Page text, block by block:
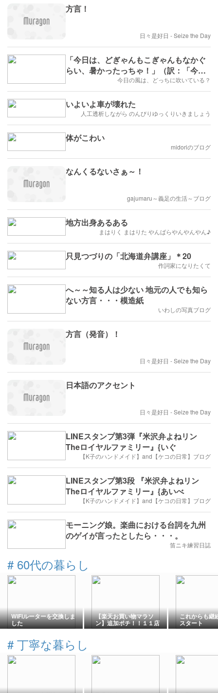
方言！
日々是好日 - Seize the Day
「今日は、どぎゃんもこぎゃんもなかぐ
らい、暑かったっちゃ！」（訳：「今日
は、とっても暑かったです！」）
今日の風は、どっちに吹いている？
いよいよ車が壊れた
人工透析しながら のんびりゆっくりいきましょう
体がこわい
midoriのブログ
なんくるないさぁ～！
gajumaru～義足の生活～ブログ
地方出身あるある
まはりく まはりた やんばらやんやんやん♪
只見つづりの「北海道弁講座」＊20
作詞家になりたくて
へ～～知る人は少ない 地元の人でも知ら
ない方言・・・模造紙
いわしの写真ブログ
方言（発音）！
日々是好日 - Seize the Day
日本語のアクセント
日々是好日 - Seize the Day
LINEスタンプ第3弾『米沢弁よねリン
Theロイヤルファミリー』{いぐ
【K子のハンドメイド】and【ケコの日常】ブログ
LINEスタンプ第3段 『米沢弁よねリン
Theロイヤルファミリー』{あいべ
【K子のハンドメイド】and【ケコの日常】ブログ
モーニング娘。楽曲における台詞を九州
のゲイが言ったとしたら・・・。
笛ニキ練習日誌
# 60代の暮らし
WiFiルーターを交換しま
した
【楽天お買い物マラソ
ン】追加ポチ！！１１店
舗無事ゴール。。
これからも継
スタート
# 丁寧な暮らし